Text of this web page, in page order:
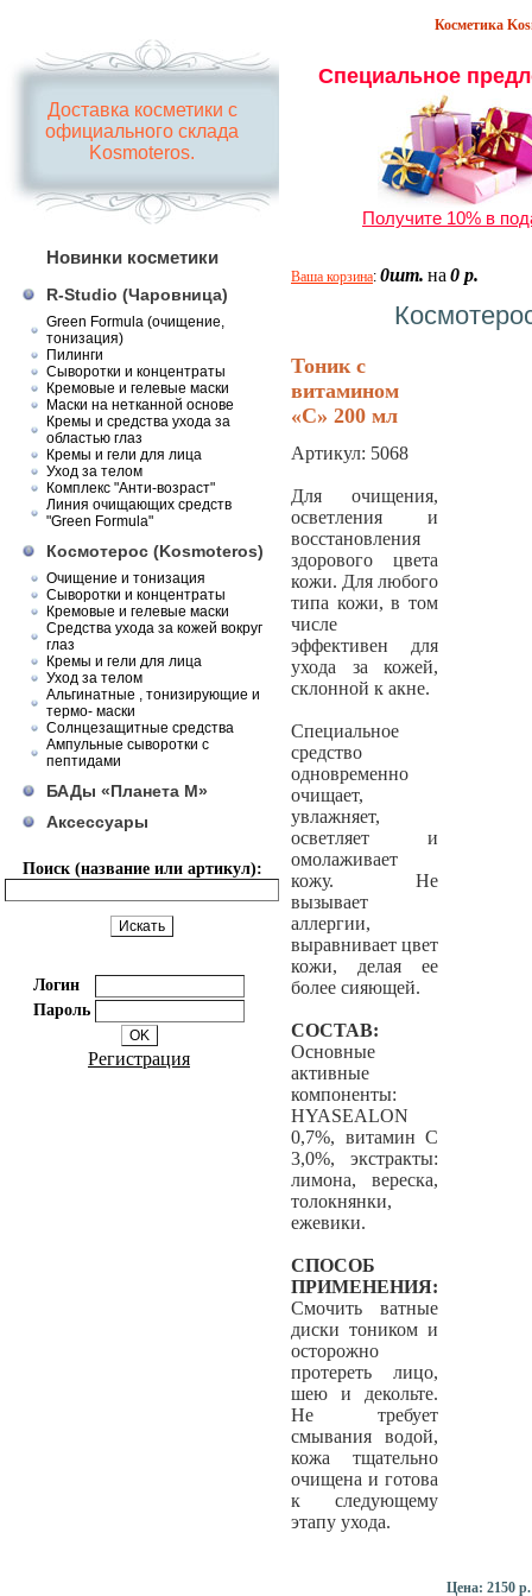
Косметика
Доставка косметики с
официального склада
Kosmoteros.
Новинки косметики
R-Studio (Чаровница)
Green Formula (очищение,
тонизация)
Пилинги
Сыворотки и концентраты
Кремовые и гелевые маски
Маски на нетканной основе
Кремы и средства ухода за
областью глаз
Кремы и гели для лица
Уход за телом
Комплекс "Анти-возраст"
Линия очищающих средств
"Green Formula"
Космотерос (Kosmoteros)
Очищение и тонизация
Сыворотки и концентраты
Кремовые и гелевые маски
Средства ухода за кожей вокруг
глаз
Кремы и гели для лица
Уход за телом
Альгинатные , тонизирующие и
термо- маски
Солнцезащитные средства
Ампульные сыворотки с
пептидами
БАДы «Планета М»
Аксессуары
Поиск (название или артикул):
Логин
Пароль
Регистрация
Специальное
Получите 10% в
Ваша корзина: 0шт. на 0 р.
Тоник с
витамином
«С» 200 мл
Артикул: 5068
Для очищения,
осветления и
восстановления
здорового цвета
кожи. Для любого
типа кожи, в том
числе
эффективен для
ухода за кожей,
склонной к акне.
Специальное
средство
одновременно
очищает,
увлажняет,
осветляет и
омолаживает
кожу. Не
вызывает
аллергии,
выравнивает цвет
кожи, делая ее
более сияющей.
СОСТАВ:
Основные
активные
компоненты:
HYASEALON
0,7%, витамин С
3,0%, экстракты:
лимона, вереска,
толокнянки,
ежевики.
СПОСОБ
ПРИМЕНЕНИЯ:
Смочить ватные
диски тоником и
осторожно
протереть лицо,
шею и декольте.
Не требует
смывания водой,
кожа тщательно
очищена и готова
к следующему
этапу ухода.
Цена: 2150 р.